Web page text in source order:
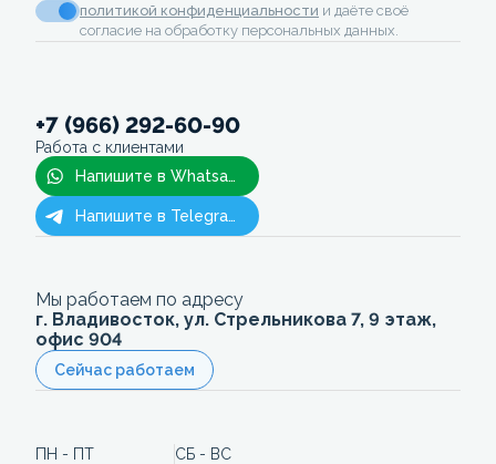
политикой конфиденциальности и даёте своё
согласие на обработку персональных данных.
+7 (966) 292-60-90
Работа с клиентами
Напишите в Whatsapp
Напишите в Telegram
Мы работаем по адресу
г. Владивосток, ул. Стрельникова 7, 9 этаж,
офис 904
Сейчас работаем
ПН - ПТ
СБ - ВС